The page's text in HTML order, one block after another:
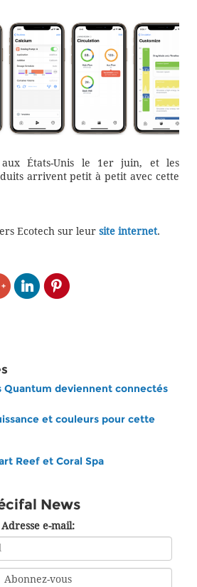
États-Unis le 1er juin, et les
arrivent petit à petit avec cette
Ecotech sur leur site internet.
Quantum deviennent connectés
et couleurs pour cette
Reef et Coral Spa
News
Adresse e-mail: